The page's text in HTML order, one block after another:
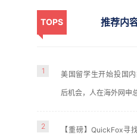
TOPS 推荐内
1 美国留学生开始投国
后机会，人在海外网申
2 【重磅】QuickFox寻